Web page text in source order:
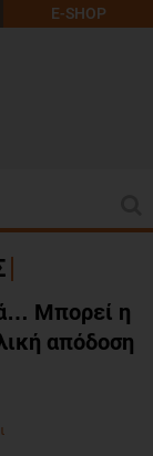
E-SHOP
Μπορεί η
απόδοση